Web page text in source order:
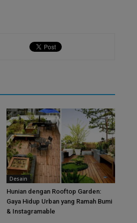
Desain
Hunian dengan Rooftop Garden:
Gaya Hidup Urban yang Ramah Bumi
& Instagramable